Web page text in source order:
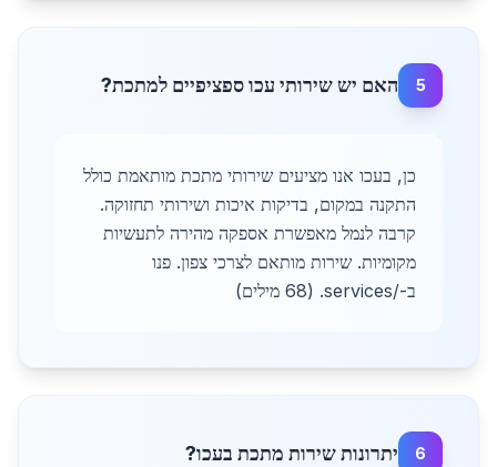
5 האם יש שירותי עכו ספציפיים למתכת?
כן, בעכו אנו מציעים שירותי מתכת מותאמת כולל
התקנה במקום, בדיקות איכות ושירותי תחזוקה.
קרבה לנמל מאפשרת אספקה מהירה לתעשיות
מקומיות. שירות מותאם לצרכי צפון. פנו
ב-/services. (68 מילים)
6 יתרונות שירות מתכת בעכו?